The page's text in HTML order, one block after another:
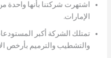
اشتهرت شركتنا بأنها
الإمارات.
تمتلك الشركة أكبر
والتشطيب والترميم بأرخص